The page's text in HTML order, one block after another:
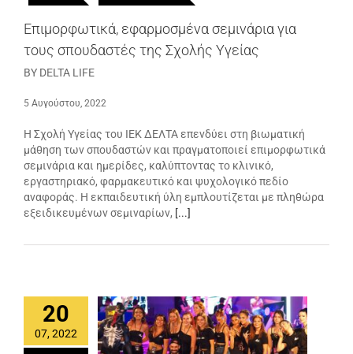
Επιμορφωτικά, εφαρμοσμένα σεμινάρια για
τους σπουδαστές της Σχολής Υγείας
BY DELTA LIFE
5 Αυγούστου, 2022
Η Σχολή Υγείας του ΙΕΚ ΔΕΛΤΑ επενδύει στη βιωματική
μάθηση των σπουδαστών και πραγματοποιεί επιμορφωτικά
σεμινάρια και ημερίδες, καλύπτοντας το κλινικό,
εργαστηριακό, φαρμακευτικό και ψυχολογικό πεδίο
αναφοράς. Η εκπαιδευτική ύλη εμπλουτίζεται με πληθώρα
εξειδικευμένων σεμιναρίων, [...]
20
07, 2022